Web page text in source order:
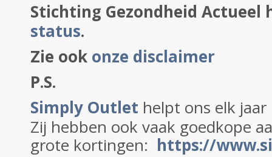
Stichting Gezondheid Actueel
status.
Zie ook onze disclaimer
P.S.
Simply Outlet helpt ons elk
Zij hebben ook vaak goedkope
grote kortingen: https://